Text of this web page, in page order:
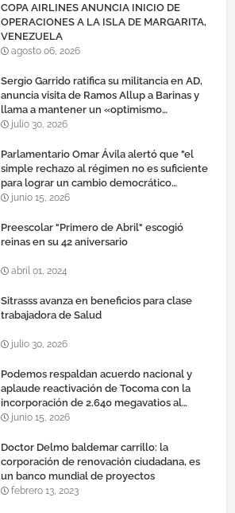
COPA AIRLINES ANUNCIA INICIO DE
OPERACIONES A LA ISLA DE MARGARITA,
VENEZUELA
agosto 06, 2026
Sergio Garrido ratifica su militancia en AD,
anuncia visita de Ramos Allup a Barinas y
llama a mantener un «optimismo
cauteloso»
julio 30, 2026
Parlamentario Omar Ávila alertó que "el
simple rechazo al régimen no es suficiente
para lograr un cambio democrático
efectivo"
junio 15, 2026
Preescolar "Primero de Abril" escogió
reinas en su 42 aniversario
abril 01, 2024
Sitrasss avanza en beneficios para clase
trabajadora de Salud
julio 30, 2026
Podemos respaldan acuerdo nacional y
aplaude reactivación de Tocoma con la
incorporación de 2.640 megavatios al
sistema eléctrico nacional
junio 15, 2026
Doctor Delmo baldemar carrillo: la
corporación de renovación ciudadana, es
un banco mundial de proyectos
febrero 13, 2023